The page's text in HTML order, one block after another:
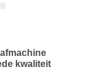
kwaliteit